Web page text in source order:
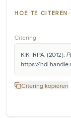
HOE TE CITEREN
Citering
KIK-IRPA. (2012).
https://
Citering kopiëren